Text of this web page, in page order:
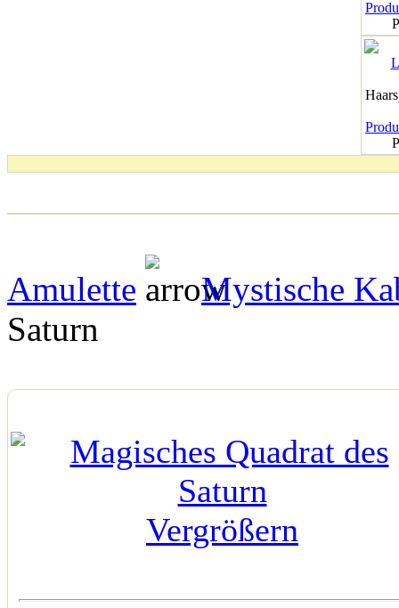
Amulette
Mystische
Saturn
Vergrößern